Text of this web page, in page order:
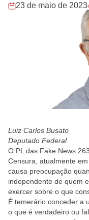
23 de maio de 2023
Luiz Carlos Busato
Deputado Federal
O PL das Fake News
Censura, atualmente
causa preocupação
independente de quem
exercer sobre o que
É temerário conceder a
o que é verdadeiro ou